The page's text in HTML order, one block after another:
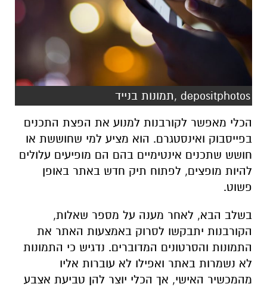
depositphotos ,תמונות בנייד
הכלי מאפשר לקורבנות למנוע את הפצת התכנים
בפייסבוק ואינסטגרם. הוא מציע למי שחוששת או
חושש שתכנים אינטימיים בהם הם מופיעים עלולים
להיות מופצים, לפתוח תיק חדש באתר באופן
פשוט.
בשלב הבא, לאחר מענה על מספר שאלות,
הקורבנות יתבקשו לסרוק באמצעות האתר את
התמונות והסרטונים המדוברים. נדגיש כי התמונות
לא נשמרות באתר ואפילו לא עוברות אליו
מהמכשיר האישי, אך הכלי יוצר להן טביעת אצבע